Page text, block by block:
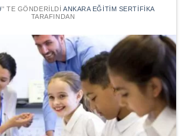
’' TE GÖNDERILDI ANKARA EĞITIM SERTIFIKA
TARAFINDAN